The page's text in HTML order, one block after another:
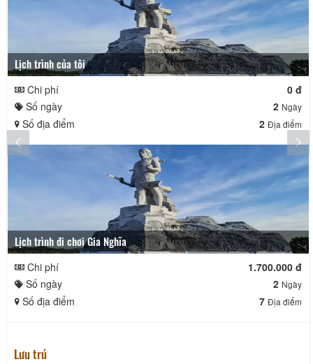
Lịch trình của tôi
Chi phí
0 đ
Số ngày
2 Ngày
Số địa điểm 2 Địa điểm
Lịch trình đi chơi Gia Nghĩa
Chi phí
1.700.000 đ
Số ngày
2 Ngày
Số địa điểm 7 Địa điểm
Lưu trú